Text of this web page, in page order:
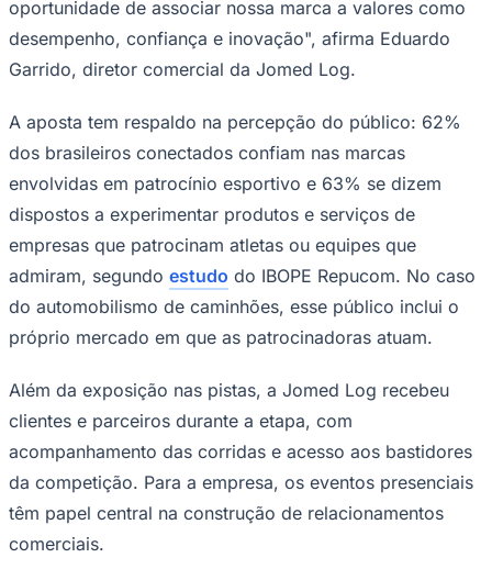
Palmeiras
oportunidade de associar nossa marca a valores como
desempenho, confiança e inovação", afirma Eduardo
Garrido, diretor comercial da Jomed Log.
A aposta tem respaldo na percepção do público: 62%
dos brasileiros conectados confiam nas marcas
envolvidas em patrocínio esportivo e 63% se dizem
dispostos a experimentar produtos e serviços de
empresas que patrocinam atletas ou equipes que
admiram, segundo estudo do IBOPE Repucom. No caso
do automobilismo de caminhões, esse público inclui o
próprio mercado em que as patrocinadoras atuam.
Além da exposição nas pistas, a Jomed Log recebeu
clientes e parceiros durante a etapa, com
acompanhamento das corridas e acesso aos bastidores
da competição. Para a empresa, os eventos presenciais
têm papel central na construção de relacionamentos
comerciais.